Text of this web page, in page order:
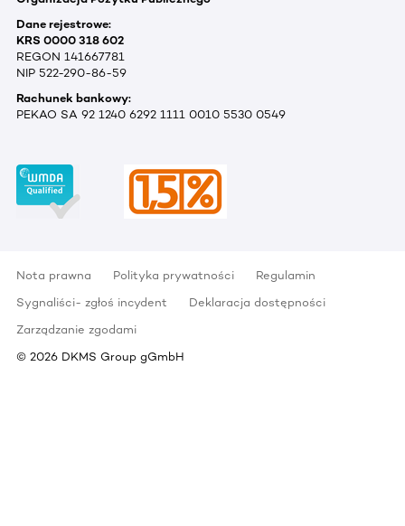
Dane rejestrowe:
KRS 0000 318 602
REGON 141667781
NIP 522-290-86-59
Rachunek bankowy:
PEKAO SA 92 1240 6292 1111 0010 5530 0549
Nota prawna Polityka prywatności
Regulamin
Sygnaliści- zgłoś incydent
Deklaracja dostępności
Zarządzanie zgodami
© 2026 DKMS Group gGmbH